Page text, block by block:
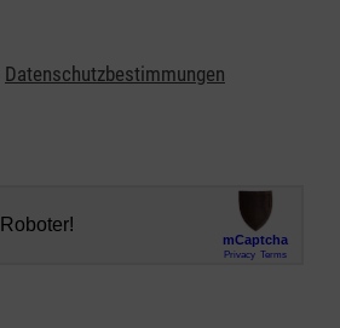
Datenschutzbestimmungen